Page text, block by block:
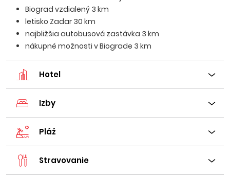
Biograd vzdialený 3 km
letisko Zadar 30 km
najbližšia autobusová zastávka 3 km
nákupné možnosti v Biograde 3 km
Hotel
Izby
Pláž
Stravovanie